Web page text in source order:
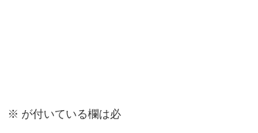
※ が付いている欄は必